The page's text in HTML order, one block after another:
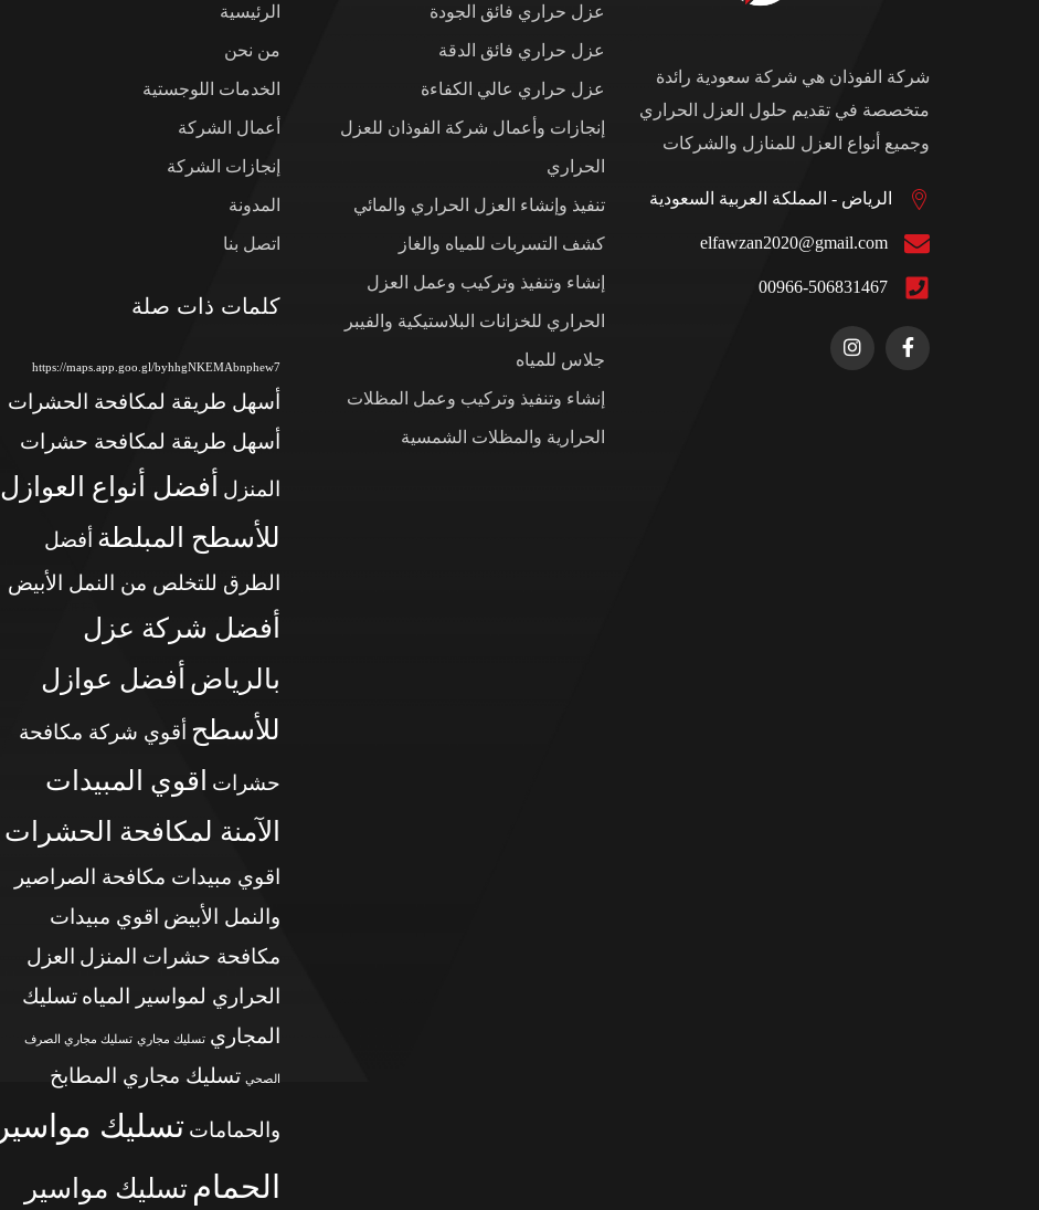
شركة الفوذان هي شركة سعودية رائدة
متخصصة في تقديم حلول العزل الحراري
وجميع أنواع العزل للمنازل والشركات
الرياض - المملكة العربية السعودية
elfawzan2020@gmail.com
00966-506831467
عزل حراري فائق الجودة
عزل حراري فائق الدقة
عزل حراري عالي الكفاءة
إنجازات وأعمال شركة الفوذان للعزل
الحراري
تنفيذ وإنشاء العزل الحراري والمائي
كشف التسربات للمياه والغاز
إنشاء وتنفيذ وتركيب وعمل العزل
الحراري للخزانات البلاستيكية والفيبر
جلاس للمياه
إنشاء وتنفيذ وتركيب وعمل المظلات
الحرارية والمظلات الشمسية
الرئيسية
من نحن
الخدمات اللوجستية
أعمال الشركة
إنجازات الشركة
المدونة
اتصل بنا
كلمات ذات صلة
https://maps.app.goo.gl/byhhgNKEMAbnphew7
أسهل طريقة لمكافحة الحشرات
أسهل طريقة لمكافحة حشرات
المنزل
أفضل أنواع العوازل
للأسطح المبلطة أفضل
الطرق للتخلص من النمل الأبيض
أفضل شركة عزل
بالرياض أفضل عوازل
للأسطح أقوي شركة مكافحة
حشرات
اقوي المبيدات
الآمنة لمكافحة الحشرات
اقوي مبيدات مكافحة الصراصير
والنمل الأبيض اقوي مبيدات
مكافحة حشرات المنزل العزل
الحراري لمواسير المياه تسليك
المجاري تسليك مجاري تسليك مجاري الصرف
الصحي تسليك مجاري المطابخ
والحمامات تسليك مواسير
الحمام تسليك مواسير